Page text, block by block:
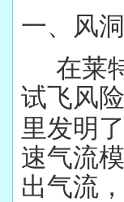
一、风
在莱
试飞风险
里发明
速气流
出气流